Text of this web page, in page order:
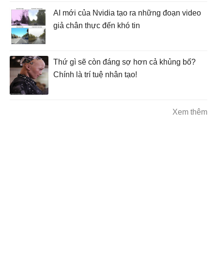
AI mới của Nvidia tạo ra những đoạn video
giả chân thực đến khó tin
Thứ gì sẽ còn đáng sợ hơn cả khủng bố?
Chính là trí tuệ nhân tạo!
Xem thêm